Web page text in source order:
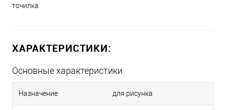
точилка
ХАРАКТЕРИСТИКИ:
Основные характеристики
Назначение для рисунка